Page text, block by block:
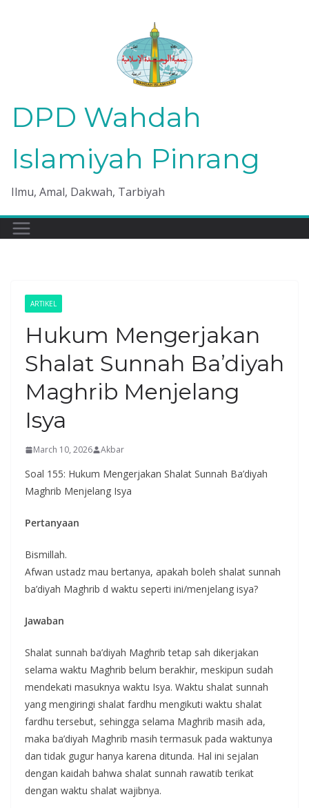
DPD Wahdah
Islamiyah Pinrang
Ilmu, Amal, Dakwah, Tarbiyah
ARTIKEL
Hukum Mengerjakan
Shalat Sunnah Ba’diyah
Maghrib Menjelang
Isya
March 10, 2026 Akbar
Soal 155: Hukum Mengerjakan Shalat Sunnah Ba’diyah
Maghrib Menjelang Isya
Pertanyaan
Bismillah.
Afwan ustadz mau bertanya, apakah boleh shalat sunnah
ba’diyah Maghrib d waktu seperti ini/menjelang isya?
Jawaban
Shalat sunnah ba’diyah Maghrib tetap sah dikerjakan
selama waktu Maghrib belum berakhir, meskipun sudah
mendekati masuknya waktu Isya. Waktu shalat sunnah
yang mengiringi shalat fardhu mengikuti waktu shalat
fardhu tersebut, sehingga selama Maghrib masih ada,
maka ba’diyah Maghrib masih termasuk pada waktunya
dan tidak gugur hanya karena ditunda. Hal ini sejalan
dengan kaidah bahwa shalat sunnah rawatib terikat
dengan waktu shalat wajibnya.